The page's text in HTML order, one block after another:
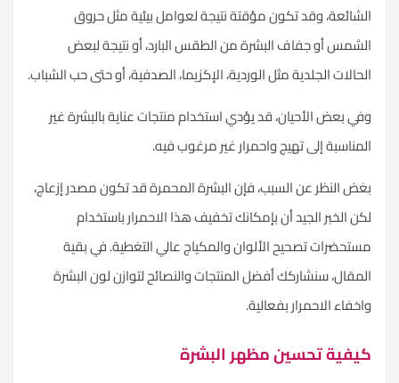
الشائعة، وقد تكون مؤقتة نتيجة لعوامل بيئية مثل حروق
الشمس أو جفاف البشرة من الطقس البارد، أو نتيجة لبعض
الحالات الجلدية مثل الوردية، الإكزيما، الصدفية، أو حتى حب الشباب.
وفي بعض الأحيان، قد يؤدي استخدام منتجات عناية بالبشرة غير
المناسبة إلى تهيج واحمرار غير مرغوب فيه.
بغض النظر عن السبب، فإن البشرة المحمرة قد تكون مصدر إزعاج،
لكن الخبر الجيد أن بإمكانك تخفيف هذا الاحمرار باستخدام
مستحضرات تصحيح الألوان والمكياج عالي التغطية. في بقية
المقال، سنشاركك أفضل المنتجات والنصائح لتوازن لون البشرة
واخفاء الاحمرار بفعالية.
كيفية تحسين مظهر البشرة